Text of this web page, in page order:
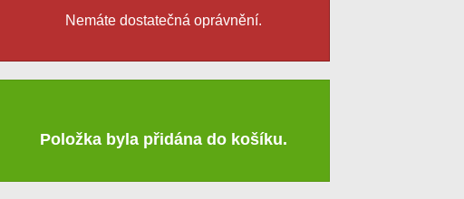
Nemáte dostatečná oprávnění.
Položka byla přidána do košíku.